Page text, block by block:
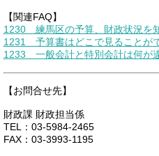
【関連FAQ】
1230 練馬区の予算、財政状況を
1231 予算書はどこで見ることが
1233 一般会計と特別会計は何が
【お問合せ先】
財政課 財政担当係
TEL：03-5984-2465
FAX：03-3993-1195